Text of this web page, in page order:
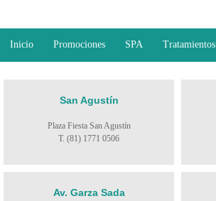
Inicio Promociones SPA Tratamientos
San Agustín
Plaza Fiesta San Agustín
T. (81) 1771 0506
Av. Garza Sada